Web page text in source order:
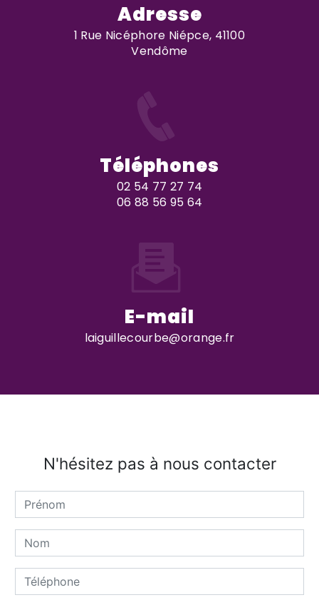
Adresse
1 Rue Nicéphore Niépce, 41100
Vendôme
Téléphones
02 54 77 27 74
06 88 56 95 64
E-mail
laiguillecourbe@orange.fr
N'hésitez pas à nous contacter